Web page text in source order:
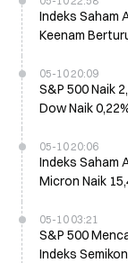
Indeks Saham
Keenam
05-10 20:09
S&P 500 Naik
Dow Naik
05-10 20:06
Indeks Saham
Micron Naik
05-10 03:21
S&P 500
Indeks